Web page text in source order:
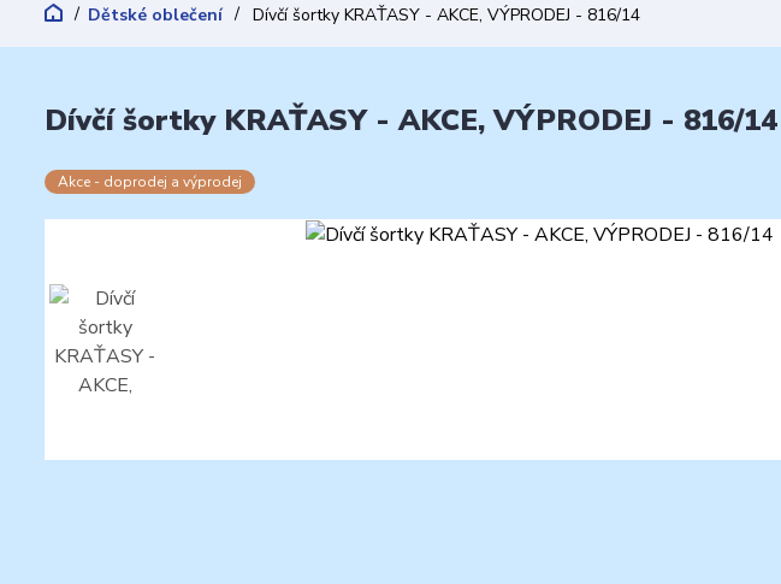
Dětské oblečení Dívčí šortky KRAŤASY - AKCE, VÝPRODEJ - 816/14
Dívčí šortky KRAŤASY - AKCE, VÝPRODEJ - 816/14
Akce - doprodej a výprodej